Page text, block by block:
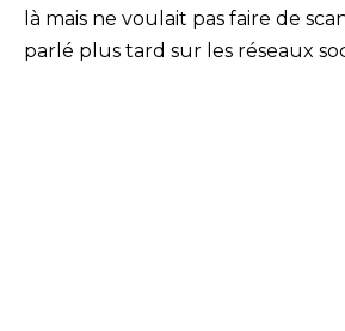
là mais ne voulait pas faire de
parlé plus tard sur les réseaux